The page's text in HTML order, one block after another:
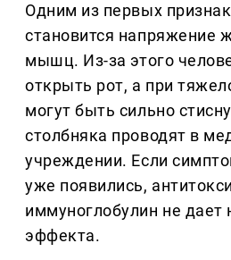
Одним из первых
становится напряжение
мышц. Из-за этого
открыть рот, а при
могут быть сильно
столбняка проводят в
учреждении. Если
уже появились,
иммуноглобулин не дает
эффекта.